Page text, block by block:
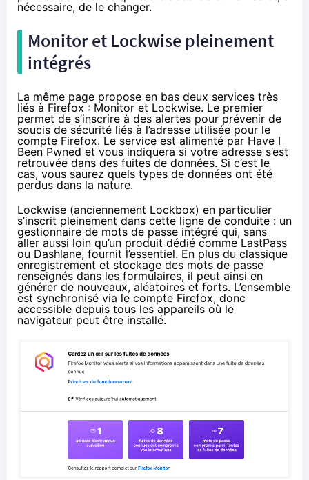
nécessaire, de le changer.
Monitor et Lockwise pleinement
intégrés
La même page propose en bas deux services très
liés à Firefox : Monitor et Lockwise. Le premier
permet de s’inscrire à des alertes pour prévenir de
soucis de sécurité liés à l’adresse utilisée pour le
compte Firefox. Le service est alimenté par Have I
Been Pwned et vous indiquera si votre adresse s’est
retrouvée dans des fuites de données. Si c’est le
cas, vous saurez quels types de données ont été
perdus dans la nature.
Lockwise (anciennement Lockbox) en particulier
s’inscrit pleinement dans cette ligne de conduite : un
gestionnaire de mots de passe intégré qui, sans
aller aussi loin qu’un produit dédié commeLastPass
ou Dashlane, fournit l’essentiel. En plus du classique
enregistrement et stockage des mots de passe
renseignés dans les formulaires, il peut ainsi en
générer de nouveaux, aléatoires et forts. L’ensemble
est synchronisé via le compte Firefox, donc
accessible depuis tous les appareils où le
navigateur peut être installé.